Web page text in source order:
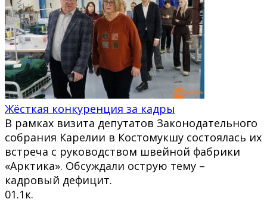
Жёсткая конкуренция за кадры
В рамках визита депутатов Законодательного
собрания Карелии в Костомукшу состоялась их
встреча с руководством швейной фабрики
«Арктика». Обсуждали острую тему –
кадровый дефицит.
01.1к.